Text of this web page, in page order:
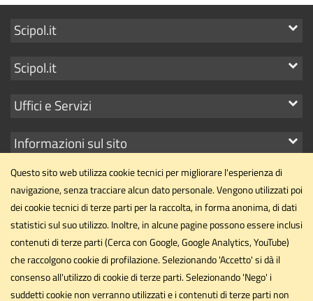
Mostra
link
Scipol.it
Mostra
link
Scipol.it
Mostra
link
Uffici e Servizi
Mostra
link
Informazioni sul sito
Dipartimento di Scienze Politiche
Università degli Studi di Perugia
Via Pascoli, 20 - 06123 - Perugia
Email
dipartimento.scipol@unipg.it
Questo sito web utilizza cookie tecnici per migliorare l'esperienza di
navigazione, senza tracciare alcun dato personale. Vengono utilizzati poi
dei cookie tecnici di terze parti per la raccolta, in forma anonima, di dati
statistici sul suo utilizzo. Inoltre, in alcune pagine possono essere inclusi
contenuti di terze parti (Cerca con Google, Google Analytics, YouTube)
che raccolgono cookie di profilazione. Selezionando 'Accetto' si dà il
consenso all'utilizzo di cookie di terze parti. Selezionando 'Nego' i
suddetti cookie non verranno utilizzati e i contenuti di terze parti non